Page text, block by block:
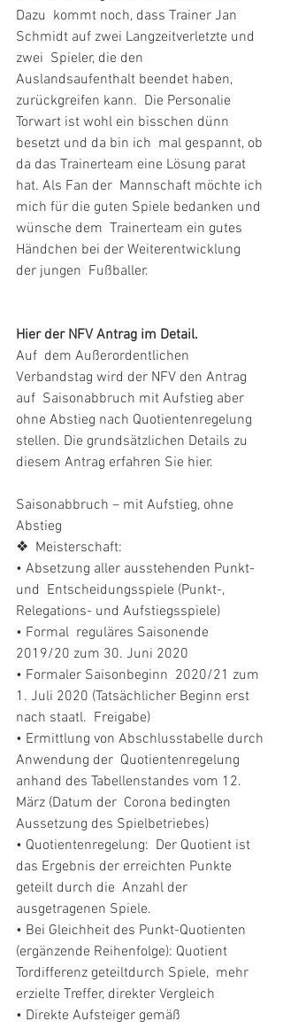
Dazu  kommt noch, dass Trainer Jan
Schmidt auf zwei Langzeitverletzte und
zwei  Spieler, die den
Auslandsaufenthalt beendet haben,
zurückgreifen kann.  Die Personalie
Torwart ist wohl ein bisschen dünn
besetzt und da bin ich  mal gespannt, ob
da das Trainerteam eine Lösung parat
hat. Als Fan der  Mannschaft möchte ich
mich für die guten Spiele bedanken und
wünsche dem  Trainerteam ein gutes
Händchen bei der Weiterentwicklung
der jungen  Fußballer.
Hier der NFV Antrag im Detail.
Auf  dem Außerordentlichen
Verbandstag wird der NFV den Antrag
auf  Saisonabbruch mit Aufstieg aber
ohne Abstieg nach Quotientenregelung
stellen. Die grundsätzlichen Details zu
diesem Antrag erfahren Sie hier.
Saisonabbruch – mit Aufstieg, ohne
Abstieg
❖  Meisterschaft:
• Absetzung aller ausstehenden Punkt-
und  Entscheidungsspiele (Punkt-,
Relegations- und Aufstiegsspiele)
• Formal  reguläres Saisonende
2019/20 zum 30. Juni 2020
• Formaler Saisonbeginn  2020/21 zum
1. Juli 2020 (Tatsächlicher Beginn erst
nach staatl.  Freigabe)
• Ermittlung von Abschlusstabelle durch
Anwendung der  Quotientenregelung
anhand des Tabellenstandes vom 12.
März (Datum der  Corona bedingten
Aussetzung des Spielbetriebes)
• Quotientenregelung:  Der Quotient ist
das Ergebnis der erreichten Punkte
geteilt durch die  Anzahl der
ausgetragenen Spiele.
• Bei Gleichheit des Punkt-Quotienten
(ergänzende Reihenfolge): Quotient
Tordifferenz geteiltdurch Spiele,  mehr
erzielte Treffer, direkter Vergleich
• Direkte Aufsteiger gemäß